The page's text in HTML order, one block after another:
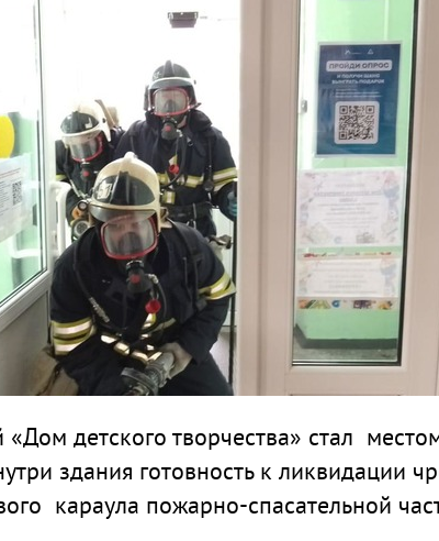
детского творчества» стал
здания готовность к ликвидации
караула пожарно-спасательной